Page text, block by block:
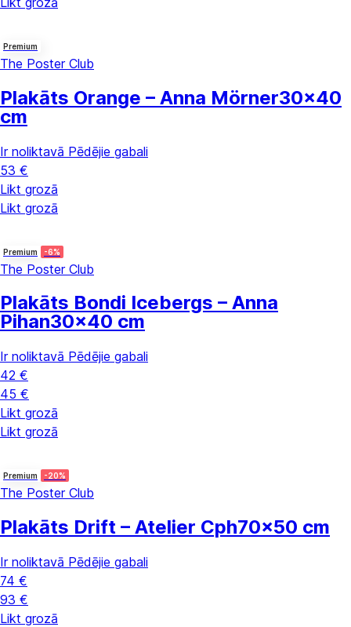
Premium
The Poster Club
Plakāts Orange – Anna Mörner30x40
cm
Ir noliktavā Pēdējie gabali
53 €
Likt grozā
Likt grozā
Premium -6%
The Poster Club
Plakāts Bondi Icebergs – Anna
Pihan30x40 cm
Ir noliktavā Pēdējie gabali
42 €
45 €
Likt grozā
Likt grozā
Premium -20%
The Poster Club
Plakāts Drift – Atelier Cph70x50 cm
Ir noliktavā Pēdējie gabali
74 €
93 €
Likt grozā